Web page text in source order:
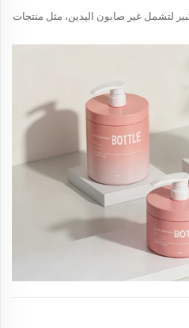
لتشمل غير صابون اليدين، مثل منتجات
العناية بالسطوح...